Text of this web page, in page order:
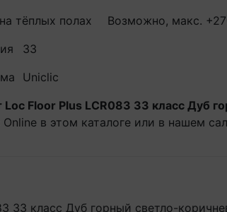
тёплых полах
Возможно, макс.
33
Uniclic
Loc Floor Plus LCR083 33 класс Дуб
в этом каталоге или в нашем
33 класс Дуб горный светло-